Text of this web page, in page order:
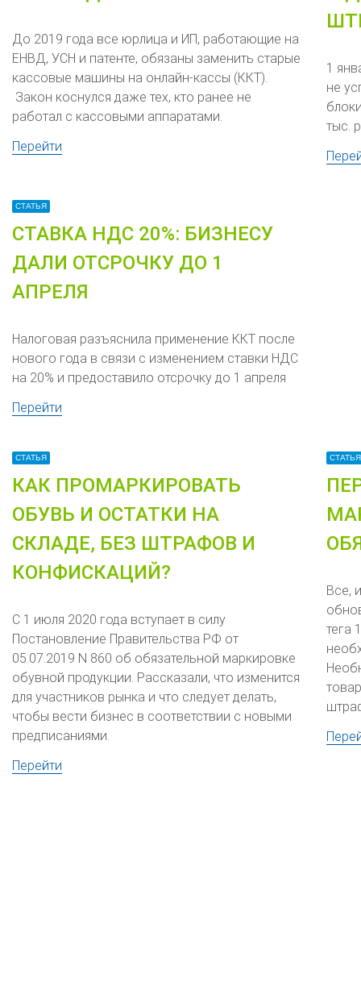
До 2019 года все юрлица и ИП, работающие на
ЕНВД, УСН и патенте, обязаны заменить старые
кассовые машины на онлайн-кассы (ККТ).
Закон коснулся даже тех, кто ранее не
работал с кассовыми аппаратами.
Перейти
1
не
тыс.
СТАТЬЯ
СТАВКА НДС 20%: БИЗНЕСУ
ДАЛИ ОТСРОЧКУ ДО 1
АПРЕЛЯ
Налоговая разъяснила применение ККТ после
нового года в связи с изменением ставки НДС
на 20% и предоставило отсрочку до 1 апреля
Перейти
СТАТЬЯ
КАК ПРОМАРКИРОВАТЬ
ОБУВЬ И ОСТАТКИ НА
СКЛАДЕ, БЕЗ ШТРАФОВ И
КОНФИСКАЦИЙ?
С 1 июля 2020 года вступает в силу
Постановление Правительства РФ от
05.07.2019 N 860 об обязательной маркировке
обувной продукции. Рассказали, что изменится
для участников рынка и что следует делать,
чтобы вести бизнес в соответствии с новыми
предписаниями.
Перейти
СТАТЬЯ
Все,
тега